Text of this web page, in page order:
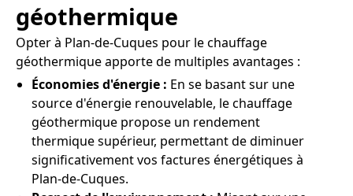
géothermique
Opter à Plan-de-Cuques pour le chauffage
géothermique apporte de multiples avantages :
Économies d'énergie : En se basant sur une
source d'énergie renouvelable, le chauffage
géothermique propose un rendement
thermique supérieur, permettant de diminuer
significativement vos factures énergétiques à
Plan-de-Cuques.